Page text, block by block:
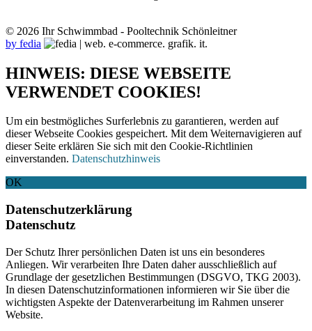
© 2026 Ihr Schwimmbad - Pooltechnik Schönleitner
by fedia
HINWEIS: DIESE WEBSEITE
VERWENDET COOKIES!
Um ein bestmögliches Surferlebnis zu garantieren, werden auf
dieser Webseite Cookies gespeichert. Mit dem Weiternavigieren auf
dieser Seite erklären Sie sich mit den Cookie-Richtlinien
einverstanden. Datenschutzhinweis
OK
Datenschutzerklärung
Datenschutz
Der Schutz Ihrer persönlichen Daten ist uns ein besonderes
Anliegen. Wir verarbeiten Ihre Daten daher ausschließlich auf
Grundlage der gesetzlichen Bestimmungen (DSGVO, TKG 2003).
In diesen Datenschutzinformationen informieren wir Sie über die
wichtigsten Aspekte der Datenverarbeitung im Rahmen unserer
Website.